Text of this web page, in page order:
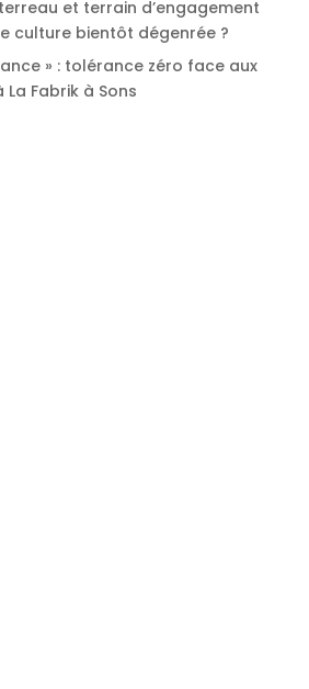
et terrain d’engagement
culture bientôt dégenrée ?
» : tolérance zéro face aux
Fabrik à Sons